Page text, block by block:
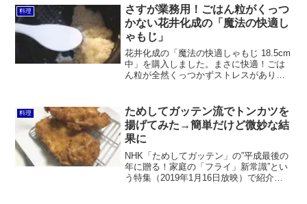
ブン料理ができるので手間も時間も掛か
りません。洗い物も減って大助かり。
料理
さすが業務用！ごはん粒がくっつ
かない花井化成の「魔法の快適し
ゃもじ」
花井化成の「魔法の快適しゃもじ 18.5cm
中」を購入しました。まさに快適！ごは
ん粒が全然くっつかずストレスがありま
める品質と価格で業務用というのも納得
です。
料理
ためしてガッテン流でトンカツを
揚げてみた→簡単だけど微妙な結
果に
NHK「ためしてガッテン」の”平成最後の
年に贈る！家庭の「フライ」新常識”とい
う特集（2019年1月16日放映）で紹介さ